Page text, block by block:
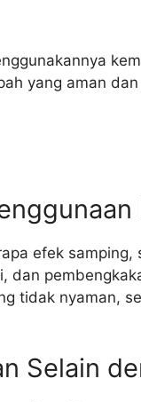
yang aman
efek
dan
tidak nyaman,
Selain